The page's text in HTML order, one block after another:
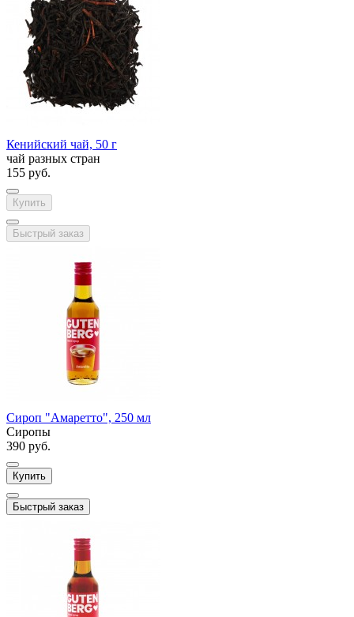
Кенийский чай, 50 г
чай разных стран
155 руб.
Купить
Быстрый заказ
Сироп "Амаретто", 250 мл
Сиропы
390 руб.
Купить
Быстрый заказ